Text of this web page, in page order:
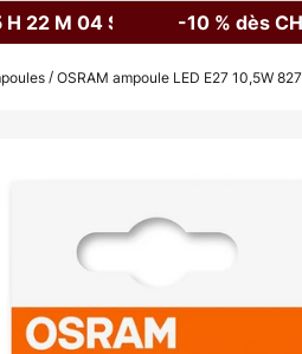
22 M 04 S -10 % dès
OSRAM ampoule LED E27 10,5W